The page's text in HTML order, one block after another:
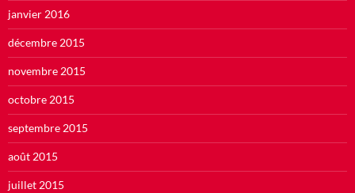
janvier 2016
décembre 2015
novembre 2015
octobre 2015
septembre 2015
août 2015
juillet 2015